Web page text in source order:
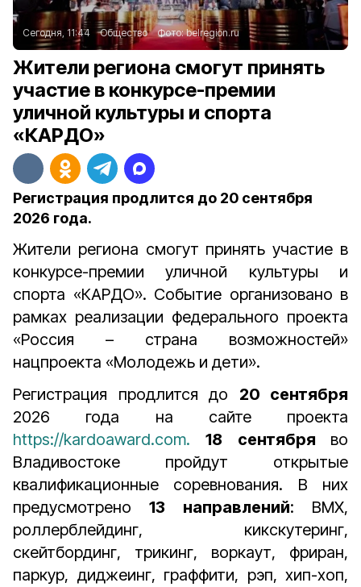
Сегодня, 11:44 Общество Фото:belregion.ru
Жители региона смогут принять
участие в конкурсе-премии
уличной культуры и спорта
«КАРДО»
Регистрация продлится до 20 сентября
2026 года.
Жители региона смогут принять участие в
конкурсе-премии уличной культуры и
спорта «КАРДО». Событие организовано в
рамках реализации федерального проекта
«Россия – страна возможностей»
нацпроекта «Молодежь и дети».
Регистрация продлится до 20 сентября
2026 года на сайте проекта
https://kardoaward.com.18 сентября во
Владивостоке пройдут открытые
квалификационные соревнования. В них
предусмотрено13 направлений: BMX,
роллерблейдинг, кикскутеринг,
скейтбординг, трикинг, воркаут, фриран,
паркур, диджеинг, граффити, рэп, хип-хоп,